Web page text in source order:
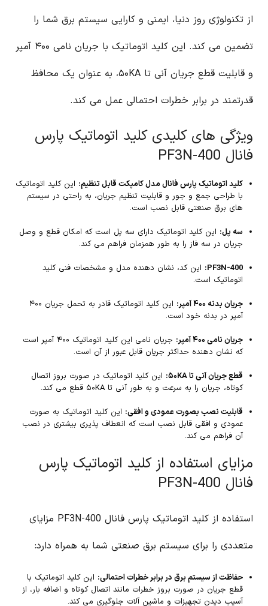
از تکنولوژی روز دنیا، ایمنی و کارایی سیستم برق شما را
تضمین می کند. این کلید اتوماتیک با جریان نامی ۴۰۰ آمپر
و قابلیت قطع جریان آنی تا ۵۰KA، به عنوان یک محافظ
قدرتمند در برابر خطرات احتمالی عمل می کند.
ویژگی های کلیدی کلید اتوماتیک پارس
فانال PF3N-400
کلید اتوماتیک پارس فانال مدل کامپکت قابل تنظیم: این کلید اتوماتیک
با طراحی جمع و جور و قابلیت تنظیم جریان، به راحتی در سیستم
های برق صنعتی قابل نصب است.
سه پل: این کلید اتوماتیک دارای سه پل است که امکان قطع و وصل
جریان در سه فاز را به طور همزمان فراهم می کند.
PF3N-400: این کد، نشان دهنده مدل و مشخصات فنی کلید
اتوماتیک است.
جریان بدنه ۴۰۰ آمپر:
این کلید اتوماتیک قادر به تحمل جریان ۴۰۰
آمپر در بدنه خود است.
جریان نامی ۴۰۰ آمپر:
جریان نامی این کلید اتوماتیک ۴۰۰ آمپر است
که نشان دهنده حداکثر جریان قابل عبور از آن است.
قطع جریان آنی تا ۵۰KA:
این کلید اتوماتیک در صورت بروز اتصال
کوتاه، جریان را به سرعت و به طور آنی تا ۵۰KA قطع می کند.
قابلیت نصب بصورت عمودی و افقی: این کلید اتوماتیک به صورت
عمودی و افقی قابل نصب است که انعطاف پذیری بیشتری در نصب
آن فراهم می کند.
مزایای استفاده از کلید اتوماتیک پارس
فانال PF3N-400
استفاده از کلید اتوماتیک پارس فانال PF3N-400 مزایای
متعددی را برای سیستم برق صنعتی شما به همراه دارد:
حفاظت از سیستم برق در برابر خطرات احتمالی: این کلید اتوماتیک با
قطع جریان در صورت بروز خطرات مانند اتصال کوتاه و اضافه بار، از
آسیب دیدن تجهیزات و ماشین آلات جلوگیری می کند.